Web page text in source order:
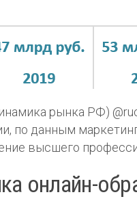
рынка РФ)
по данным
высшего
онлайн-